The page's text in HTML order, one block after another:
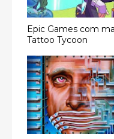
Epic Games com
Tattoo Tycoon